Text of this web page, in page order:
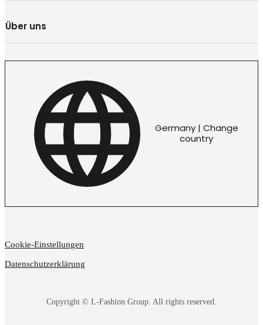
Über uns
Germany | Change
country
Copyright © L-Fashion Group. All rights reserved.
Cookie-Einstellungen
Datenschutzerklärung